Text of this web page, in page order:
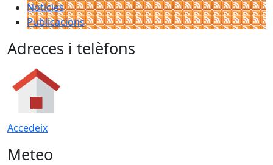
Notícies
Publicacions
Adreces i telèfons
Accedeix
Meteo